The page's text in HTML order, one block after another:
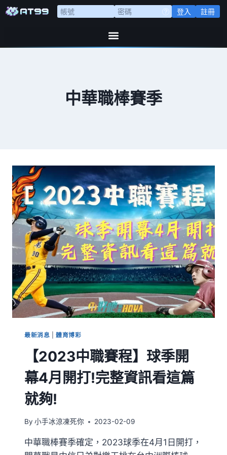
登入 註冊
中華職棒賽季
最新消息 |體育博彩
【2023中職賽程】球季開
幕4月開打!完整資訊看這篇
就夠!
By 小手冰涼凍死你 2023-02-09
中華職棒賽季確定，2023球季在4月1日開打，